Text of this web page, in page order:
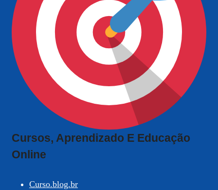
Cursos, Aprendizado E Educação
Online
Curso.blog.br